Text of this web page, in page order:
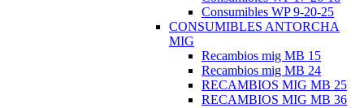
Consumibles WP 9-20-25
CONSUMIBLES ANTORCHA
MIG
Recambios mig MB 15
Recambios mig MB 24
RECAMBIOS MIG MB 25
RECAMBIOS MIG MB 36